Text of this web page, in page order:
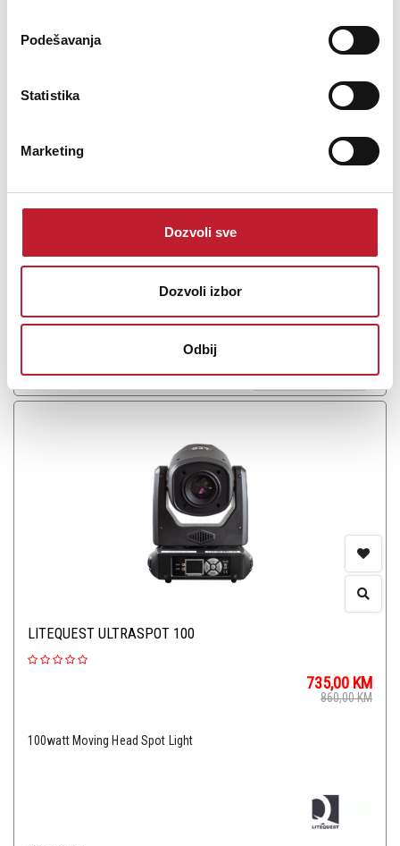
Podešavanja
Statistika
Marketing
Dozvoli sve
Dozvoli izbor
Odbij
19*15watt LED Moving Head Beam Wash Light
DODAJ U KORPU
LITEQUEST ULTRASPOT 100
735,00 KM
860,00KM
100watt Moving Head Spot Light